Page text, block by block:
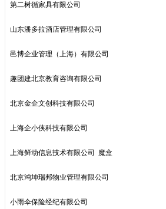
第二树循家具有限公司
山东潘多拉酒店管理有限公司
邑博企业管理（上海）有限公司
趣团建北京教育咨询有限公司
北京金企文创科技有限公司
上海企小侠科技有限公司
上海鲜动信息技术有限公司 魔盒
北京鸿坤瑞邦物业管理有限公司
小雨伞保险经纪有限公司